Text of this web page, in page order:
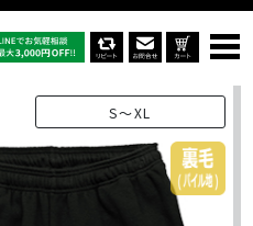
ツ（裏パイル）
S～XL